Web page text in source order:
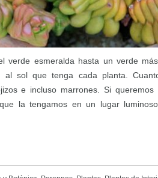
verde esmeralda hasta un verde
al sol que tenga cada planta.
e incluso marrones. Si
la tengamos en un lugar